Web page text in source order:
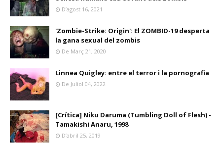
D’agost 16, 2021
'Zombie-Strike: Origin': El ZOMBID-19 desperta
la gana sexual del zombis
De Març 21, 2020
Linnea Quigley: entre el terror i la pornografia
De Juliol 04, 2022
[Crítica] Niku Daruma (Tumbling Doll of Flesh) -
Tamakishi Anaru, 1998
D’abril 25, 2019